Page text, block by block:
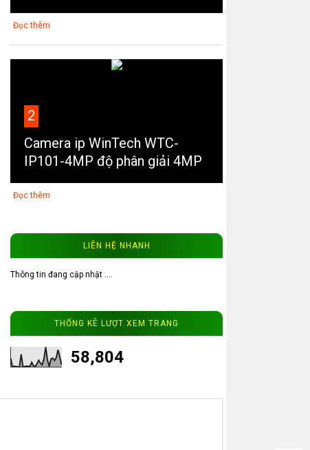
Đọc thêm
2
Camera ip WinTech WTC-
IP101-4MP độ phân giải 4MP
Đọc thêm
Camera ip WinTech SP-IP01
độ phân giải 1.3MP
Đọc thêm
LIÊN HỆ NHANH
Thông tin đang cập nhật ....
THỐNG KÊ LƯỢT XEM TRANG
58,804